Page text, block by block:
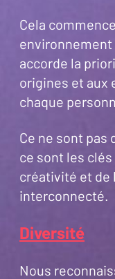
Cela
accorde la
origines et aux
chaque
Ce ne sont pas
ce sont les clés
créativité et de
interconnecté.
Diversité
Nous